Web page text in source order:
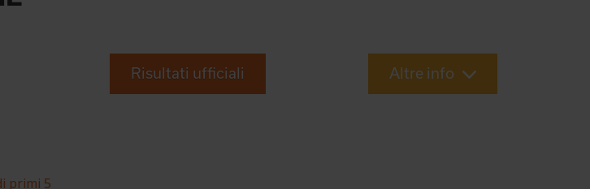
Risultati ufficiali Altre info
primi 5